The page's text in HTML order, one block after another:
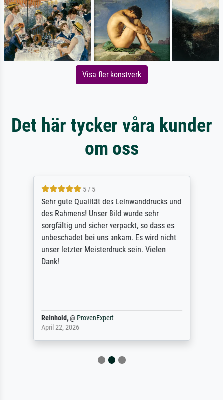
Visa fler konstverk
Det här tycker våra kunder
om oss
5 / 5
Sehr gute Qualität des Leinwanddrucks und
des Rahmens! Unser Bild wurde sehr
sorgfältig und sicher verpackt, so dass es
unbeschadet bei uns ankam. Es wird nicht
unser letzter Meisterdruck sein. Vielen
Dank!
Reinhold,@ ProvenExpert
April 22, 2026